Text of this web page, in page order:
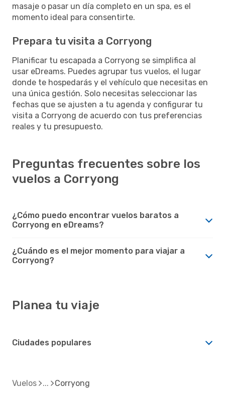
masaje o pasar un día completo en un spa, es el
momento ideal para consentirte.
Prepara tu visita a Corryong
Planificar tu escapada a Corryong se simplifica al
usar eDreams. Puedes agrupar tus vuelos, el lugar
donde te hospedarás y el vehículo que necesitas en
una única gestión. Solo necesitas seleccionar las
fechas que se ajusten a tu agenda y configurar tu
visita a Corryong de acuerdo con tus preferencias
reales y tu presupuesto.
Preguntas frecuentes sobre los
vuelos a Corryong
¿Cómo puedo encontrar vuelos baratos a
Corryong en eDreams?
¿Cuándo es el mejor momento para viajar a
Corryong?
Planea tu viaje
Ciudades populares
Vuelos Corryong